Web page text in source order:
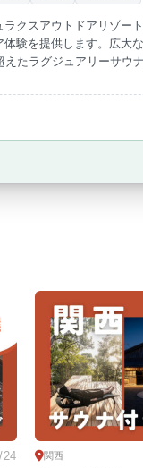
クスアウトドアリゾー
験を提供します。広大
たラグジュアリーサウ
念から生まれました。
24 関西